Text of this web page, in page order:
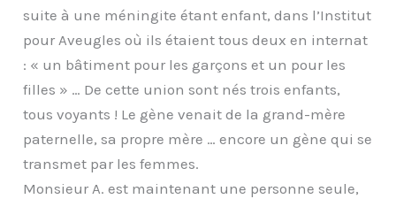
suite à une méningite étant enfant, dans l’Institut
pour Aveugles où ils étaient tous deux en internat
: « un bâtiment pour les garçons et un pour les
filles » … De cette union sont nés trois enfants,
tous voyants ! Le gène venait de la grand-mère
paternelle, sa propre mère … encore un gène qui se
transmet par les femmes.
Monsieur A. est maintenant une personne seule,